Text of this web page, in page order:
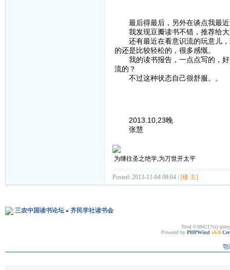
最后得最后，另外在谈点我最近
我发现豆瓣读书不错，推荐给大
还有最近在看意识流的玩意儿，
的还是比较轻松的，很多感慨。
我的读书报告，一点点写的，好
流的？
不过这种状态自己很舒服。。
2013.10,23晚
张慧
为继往圣之绝学,为万世开太平
Posted: 2013-11-04 08:04 | [楼 主]
三农中国读书论坛» 齐民学社读书会
Total 0.084217(s)
Powered by PHPWind v6.0
鄂